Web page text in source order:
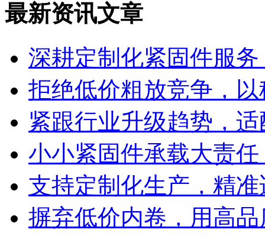
最新资讯文章
深耕定制化紧固件服
拒绝低价粗放竞争，
紧跟行业升级趋势，
小小紧固件承载大责
支持定制化生产，精
摒弃低价内卷，用高